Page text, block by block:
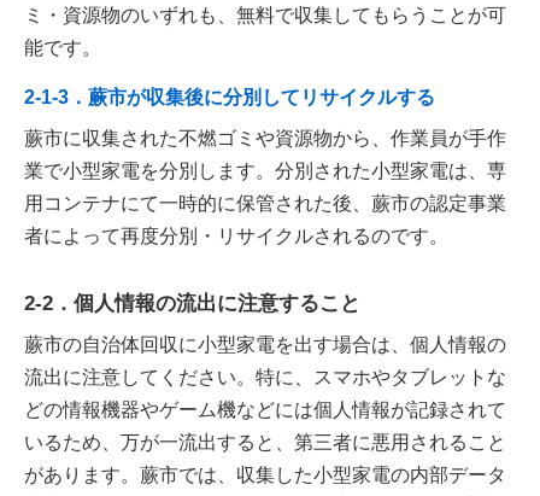
ミ・資源物のいずれも、無料で収集してもらうことが可
能です。
2-1-3．蕨市が収集後に分別してリサイクルする
蕨市に収集された不燃ゴミや資源物から、作業員が手作
業で小型家電を分別します。分別された小型家電は、専
用コンテナにて一時的に保管された後、蕨市の認定事業
者によって再度分別・リサイクルされるのです。
2-2．個人情報の流出に注意すること
蕨市の自治体回収に小型家電を出す場合は、個人情報の
流出に注意してください。特に、スマホやタブレットな
どの情報機器やゲーム機などには個人情報が記録されて
いるため、万が一流出すると、第三者に悪用されること
があります。蕨市では、収集した小型家電の内部データ